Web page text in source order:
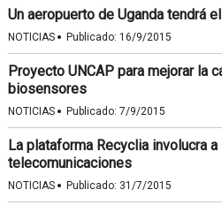
Un aeropuerto de Uganda tendrá
NOTICIAS · Publicado: 16/9/2015
Proyecto UNCAP para mejorar la
biosensores
NOTICIAS · Publicado: 7/9/2015
La plataforma Recyclia involucra
telecomunicaciones
NOTICIAS · Publicado: 31/7/2015